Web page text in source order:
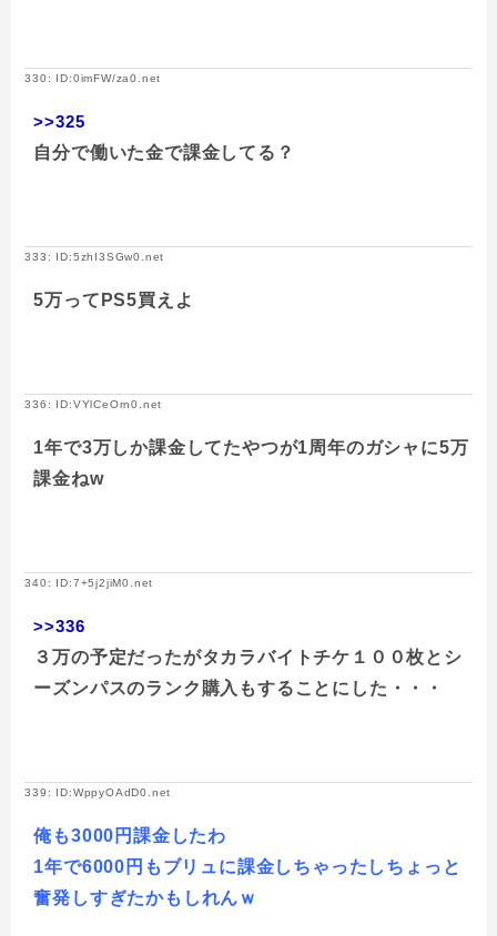
330: ID:0imFW/za0.net
>>325
自分で働いた金で課金してる？
333: ID:5zhI3SGw0.net
5万ってPS5買えよ
336: ID:VYlCeOrn0.net
1年で3万しか課金してたやつが1周年のガシャに5万
課金ねw
340: ID:7+5j2jiM0.net
>>336
３万の予定だったがタカラバイトチケ１００枚とシ
ーズンパスのランク購入もすることにした・・・
339: ID:WppyOAdD0.net
俺も3000円課金したわ
1年で6000円もブリュに課金しちゃったしちょっと
奮発しすぎたかもしれんｗ